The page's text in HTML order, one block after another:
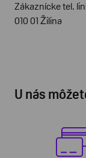
Zákaznícke tel.
010 01 Žilina
U nás